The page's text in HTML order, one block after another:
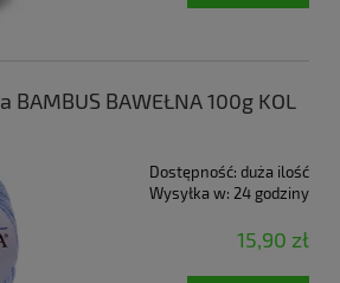
BAMBUS BAWEŁNA 100g KOL
Dostępność: duża ilość
Wysyłka w: 24 godziny
15,90 zł